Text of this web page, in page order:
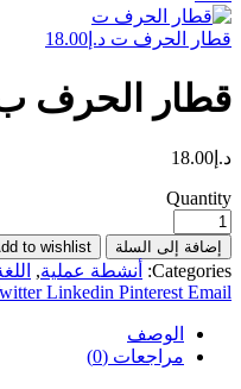
قطار الحرف ت د.إ 18.00
قطار الحرف
د.إ 18.00
Quantity
إضافة إلى السلة to wishlist
Categories: أنشطة عملية,
Linkedin Pinterest Email
الوصف
مراجعات (0)